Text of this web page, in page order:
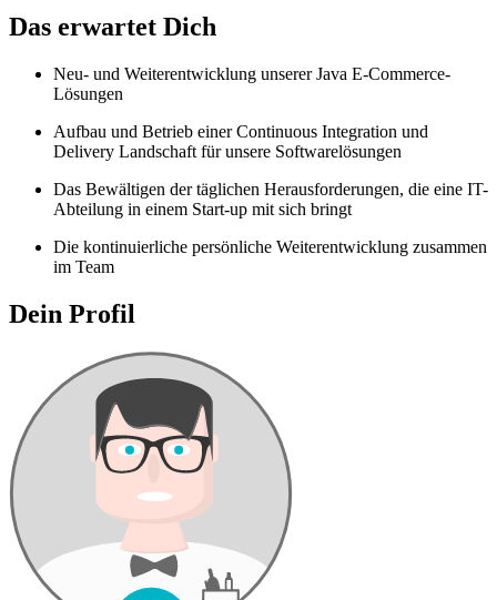
Das erwartet Dich
Neu- und Weiterentwicklung unserer Java E-Commerce-
Lösungen
Aufbau und Betrieb einer Continuous Integration und
Delivery Landschaft für unsere Softwarelösungen
Das Bewältigen der täglichen Herausforderungen, die eine IT-
Abteilung in einem Start-up mit sich bringt
Die kontinuierliche persönliche Weiterentwicklung zusammen
im Team
Dein Profil